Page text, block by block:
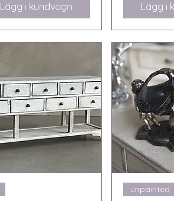
Lägg i kundvagn Lägg i
unpainted